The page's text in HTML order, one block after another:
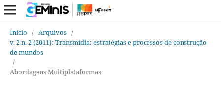
Início / Arquivos /
v. 2 n. 2 (2011): Transmídia: estratégias e processos de construção
de mundos
/
Abordagens Multiplataformas